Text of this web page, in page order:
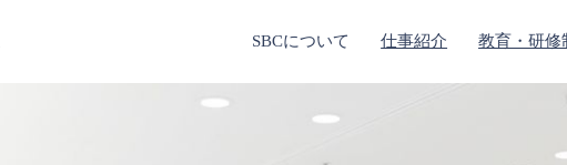
SBCについて 仕事紹介 教育・研修